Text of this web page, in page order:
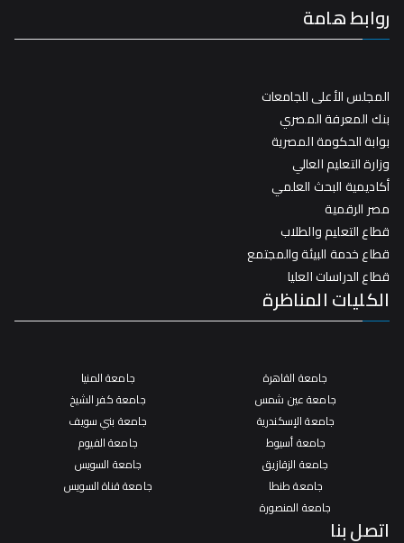
روابط هامة
المجلس الأعلى للجامعات
بنك المعرفة المصري
بوابة الحكومة المصرية
وزارة التعليم العالي
أكاديمية البحث العلمي
مصر الرقمية
قطاع التعليم والطلاب
قطاع خدمة البيئة والمجتمع
قطاع الدراسات العليا
الكليات المناظرة
جامعة القاهرة
جامعة عين شمس
جامعة الإسكندرية
جامعة أسيوط
جامعة الزقازيق
جامعة طنطا
جامعة المنصورة
جامعة المنيا
جامعة كفر الشيخ
جامعة بني سويف
جامعة الفيوم
جامعة السويس
جامعة قناة السويس
اتصل بنا